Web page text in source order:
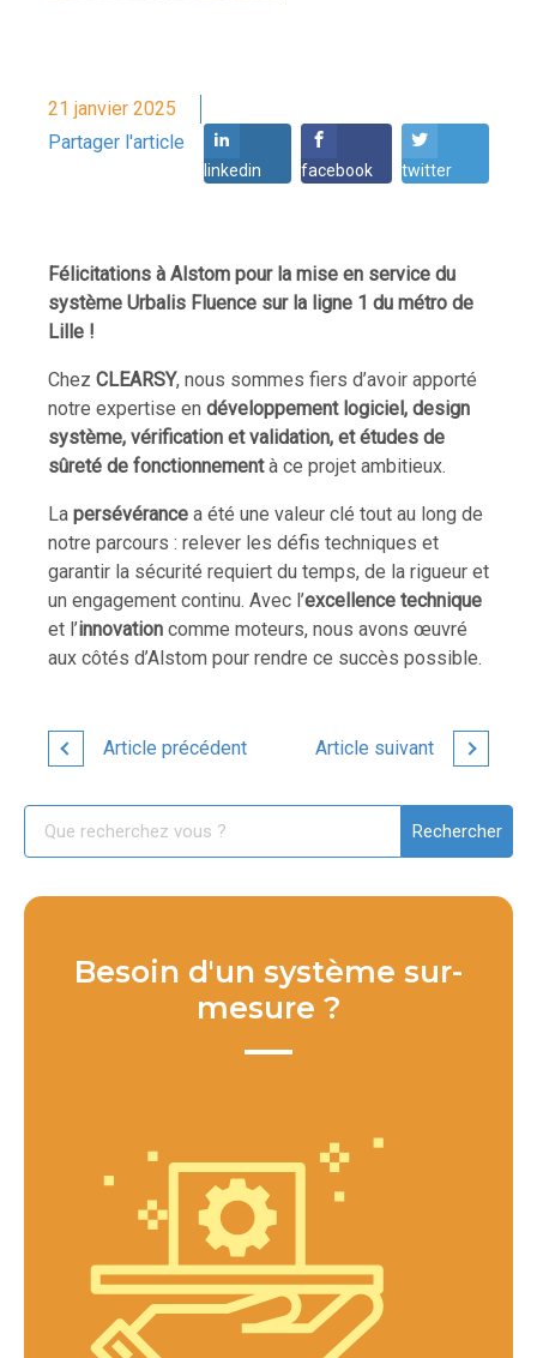
21 janvier 2025
Partager l'article
linkedin facebook twitter
Félicitations à Alstom pour la mise en service du
système Urbalis Fluence sur la ligne 1 du métro de
Lille !
Chez CLEARSY, nous sommes fiers d’avoir apporté
notre expertise en développement logiciel, design
système, vérification et validation, et études de
sûreté de fonctionnementà ce projet ambitieux.
La persévérance a été une valeur clé tout au long de
notre parcours : relever les défis techniques et
garantir la sécurité requiert du temps, de la rigueur et
un engagement continu. Avec l’excellence technique
et l’innovation comme moteurs, nous avons œuvré
aux côtés d’Alstom pour rendre ce succès possible.
Article précédent Article suivant
Besoin d'un système sur-
mesure ?